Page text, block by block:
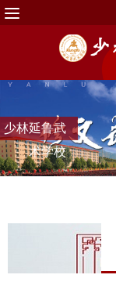
少林延鲁武
术学校